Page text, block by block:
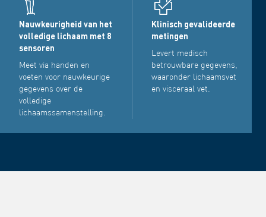
Nauwkeurigheid van het
volledige lichaam met 8
sensoren
Meet via handen en
voeten voor nauwkeurige
gegevens over de
volledige
lichaamssamenstelling.
Klinisch gevalideerde
metingen
Levert medisch
betrouwbare gegevens,
waaronder lichaamsvet
en visceraal vet.